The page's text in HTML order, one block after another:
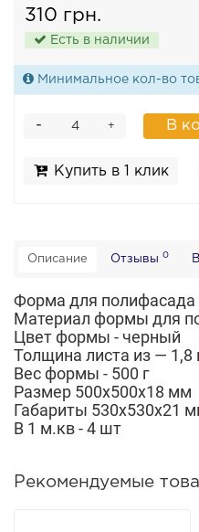
310 грн.
Есть в наличии
Минимальное кол-во
+
- В
Купить в 1 клик
Описание Отзывы 0
Форма для полифасада
Материал формы для
Цвет формы - черный
Толщина листа из —
Вес формы - 500 г
Размер 500х500х18 мм
Габариты 530х530х21
В 1 м.кв - 4 шт
Рекомендуемые